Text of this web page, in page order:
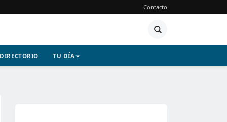
Contacto
DIRECTORIO TU DÍA